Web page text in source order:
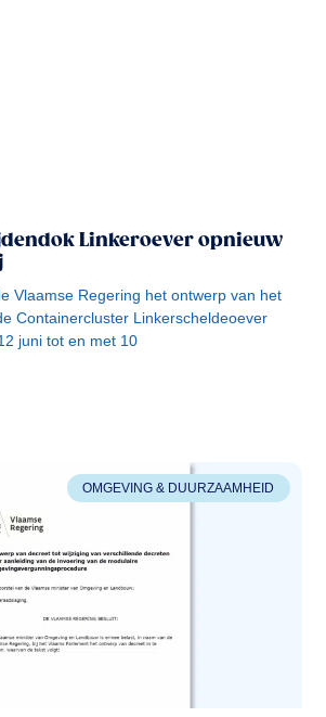
Linkeroever opnieuw
Vlaamse Regering het ontwerp van het
Containercluster Linkerscheldeoever
juni tot en met 10
OMGEVING & DUURZAAMHEID